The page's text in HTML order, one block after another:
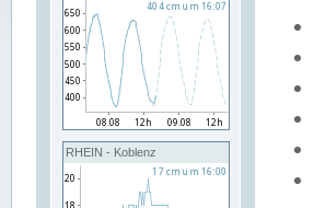
RHEIN - Koblenz